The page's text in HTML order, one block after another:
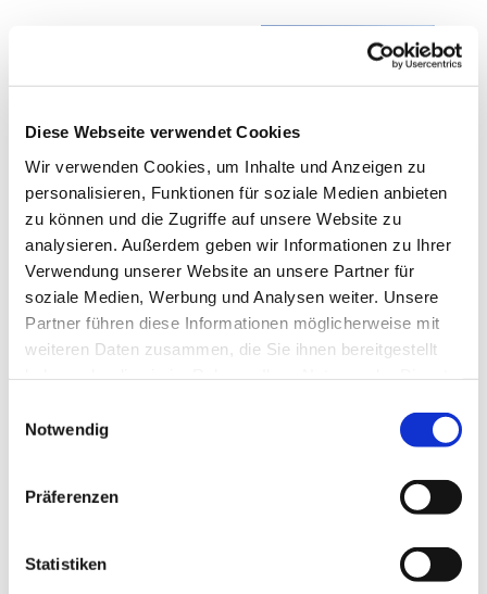
Diese Webseite verwendet Cookies
Wir verwenden Cookies, um Inhalte und Anzeigen zu
personalisieren, Funktionen für soziale Medien anbieten
zu können und die Zugriffe auf unsere Website zu
analysieren. Außerdem geben wir Informationen zu Ihrer
Verwendung unserer Website an unsere Partner für
soziale Medien, Werbung und Analysen weiter. Unsere
Partner führen diese Informationen möglicherweise mit
weiteren Daten zusammen, die Sie ihnen bereitgestellt
Notwendig
Präferenzen
Statistiken
(geöffnet di 8.30-
Eva-Marie Baum
Pestalozzistraße 5
35633 Lahnau
Tel.:06441 / 66
000
E-
ekhn.de
marie.baum@ekhn